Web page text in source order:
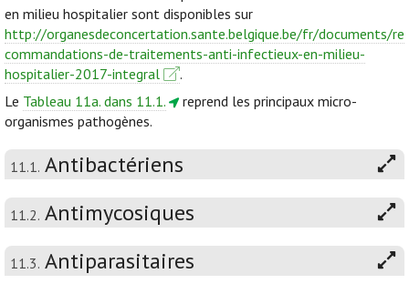
en milieu hospitalier sont disponibles sur
http://organesdeconcertation.sante.belgique.be/fr/documents/re
commandations-de-traitements-anti-infectieux-en-milieu-
hospitalier-2017-integral
.
Le Tableau 11a. dans 11.1.
reprend les principaux micro-
organismes pathogènes.
11.1. Antibactériens
11.2. Antimycosiques
11.3. Antiparasitaires